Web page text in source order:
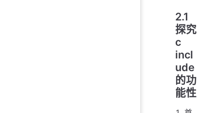
2.1
探究
c
incl
ude
的功
能性